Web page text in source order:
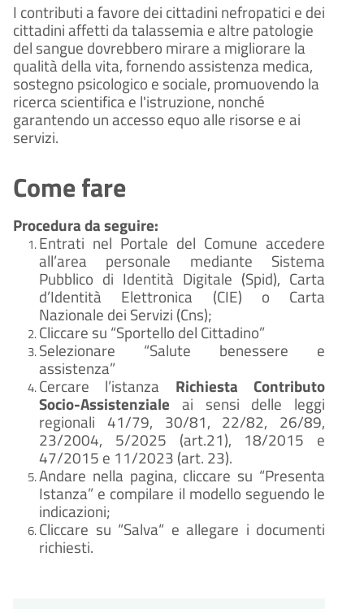
I contributi a favore dei cittadini nefropatici e dei
cittadini affetti da talassemia e altre patologie
del sangue dovrebbero mirare a migliorare la
qualità della vita, fornendo assistenza medica,
sostegno psicologico e sociale, promuovendo la
ricerca scientifica e l'istruzione, nonché
garantendo un accesso equo alle risorse e ai
servizi.
Come fare
Procedura da seguire:
Entrati nel Portale del Comune accedere
all’area personale mediante Sistema
Pubblico di Identità Digitale (Spid), Carta
d’Identità Elettronica (CIE) o Carta
Nazionale dei Servizi (Cns);
Cliccare su “Sportello del Cittadino”
Selezionare “Salute benessere e
assistenza”
Cercare l’istanza Richiesta Contributo
Socio-Assistenziale ai sensi delle leggi
regionali 41/79, 30/81, 22/82, 26/89,
23/2004, 5/2025 (art.21), 18/2015 e
47/2015 e 11/2023 (art. 23).
Andare nella pagina, cliccare su “Presenta
Istanza” e compilare il modello seguendo le
indicazioni;
Cliccare su “Salva“ e allegare i documenti
richiesti.